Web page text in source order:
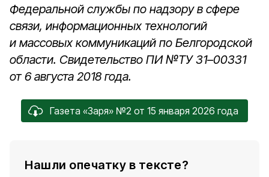
Федеральной службы по надзору в сфере
связи, информационных технологий
и массовых коммуникаций по Белгородской
области. Свидетельство ПИ №ТУ 31–00331
от 6 августа 2018 года.
Газета «Заря» №2 от 15 января 2026 года
Нашли опечатку в тексте?